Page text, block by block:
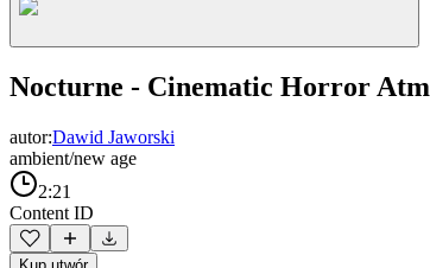
Nocturne - Cinematic Horror
autor:Dawid Jaworski
ambient/new age
2:21
Content ID